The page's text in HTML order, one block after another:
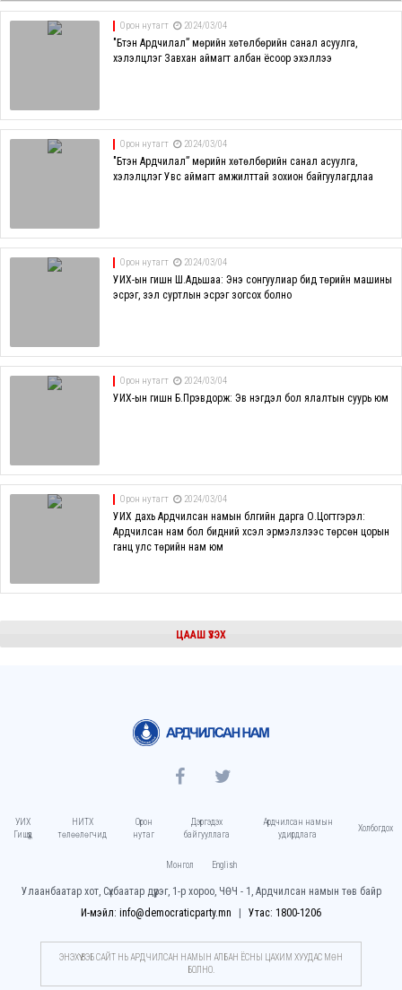
Орон нутагт 2024/03/04
"Бүтэн Ардчилал” мөрийн хөтөлбөрийн санал асуулга,
хэлэлцүүлэг Завхан аймагт албан ёсоор эхэллээ
Орон нутагт 2024/03/04
"Бүтэн Ардчилал” мөрийн хөтөлбөрийн санал асуулга,
хэлэлцүүлэг Увс аймагт амжилттай зохион байгуулагдлаа
Орон нутагт 2024/03/04
УИХ-ын гишүүн Ш.Адьшаа: Энэ сонгуулиар бид төрийн машины
эсрэг, үзэл суртлын эсрэг зогсох болно
Орон нутагт 2024/03/04
УИХ-ын гишүүн Б.Пүрэвдорж: Эв нэгдэл бол ялалтын суурь юм
Орон нутагт 2024/03/04
УИХ дахь Ардчилсан намын бүлгийн дарга О.Цогтгэрэл:
Ардчилсан нам бол бидний хүсэл эрмэлзлээс төрсөн цорын
ганц улс төрийн нам юм
ЦААШ ҮЗЭХ
УИХ
Гишүүд
НИТХ
төлөөлөгчид
Орон
нутаг
Дэргэдэх
байгууллага
Ардчилсан намын
удирдлага
Холбогдох
Монгол English
Улаанбаатар хот, Сүхбаатар дүүрэг, 1-р хороо, ЧӨЧ - 1, Ардчилсан намын төв байр
И-мэйл: info@democraticparty.mn
Утас: 1800-1206
ЭНЭХҮҮ ВЭБ САЙТ НЬ АРДЧИЛСАН НАМЫН АЛБАН ЁСНЫ ЦАХИМ ХУУДАC МӨН
БОЛНО.